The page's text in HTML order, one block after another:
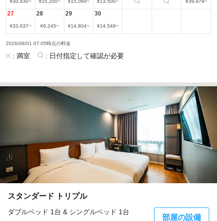
27
¥33,637~
28
¥9,245~
29
¥14,804~
30
¥14,549~
2026/08/01 07:05時点の料金
: 満室 : 日付指定して確認が必要
スタンダード トリプル
ダブルベッド 1台 & シングルベッド 1台
部屋の設備